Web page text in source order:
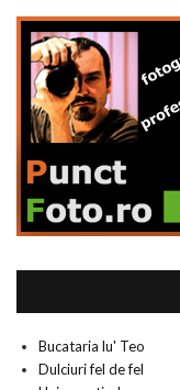
Bucataria lu' Teo
Dulciuri fel de fel